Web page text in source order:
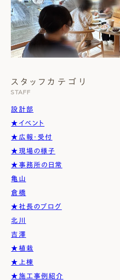
スタッフカテゴリ
STAFF
設計部
★イベント
★広報・受付
★現場の様子
★事務所の日常
亀山
倉橋
★社長のブログ
北川
吉澤
★植栽
★上棟
★施工事例紹介